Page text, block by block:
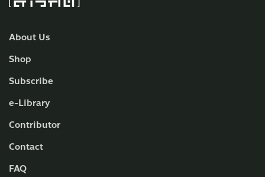
About Us
Shop
Subscribe
e-Library
Contributor
Contact
FAQ